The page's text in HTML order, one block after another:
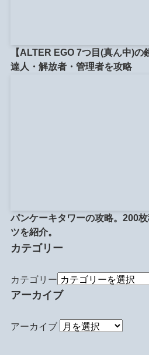
【ALTER EGO 7つ目(真ん中)
達人・解放者・管理者を攻略
パンケーキタワーの攻略。200
ツを紹介。
カテゴリー
カテゴリー
アーカイブ
アーカイブ